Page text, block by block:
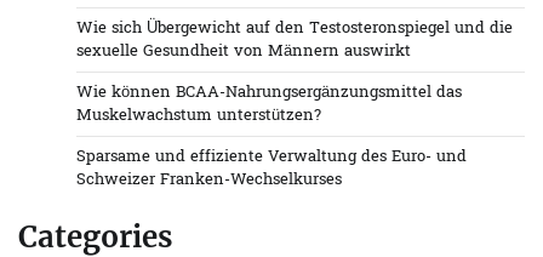
Wie sich Übergewicht auf den Testosteronspiegel und die
sexuelle Gesundheit von Männern auswirkt
Wie können BCAA-Nahrungsergänzungsmittel das
Muskelwachstum unterstützen?
Sparsame und effiziente Verwaltung des Euro- und
Schweizer Franken-Wechselkurses
Categories